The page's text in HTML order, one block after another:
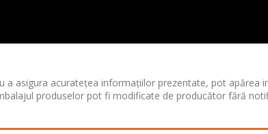
a asigura acuratețea informațiilor prezentate, pot apărea
produselor pot fi modificate de producător fără